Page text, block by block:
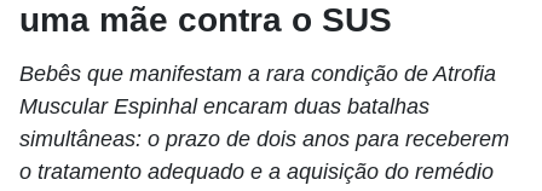
uma mãe contra o SUS
Bebês que manifestam a rara condição de Atrofia
Muscular Espinhal encaram duas batalhas
simultâneas: o prazo de dois anos para receberem
o tratamento adequado e a aquisição do remédio